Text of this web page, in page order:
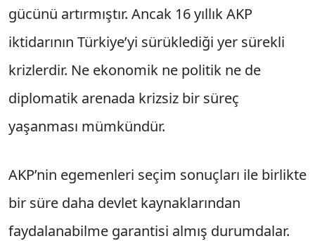
gücünü artırmıştır. Ancak 16 yıllık AKP
iktidarının Türkiye’yi sürüklediği yer sürekli
krizlerdir. Ne ekonomik ne politik ne de
diplomatik arenada krizsiz bir süreç
yaşanması mümkündür.
AKP’nin egemenleri seçim sonuçları ile birlikte
bir süre daha devlet kaynaklarından
faydalanabilme garantisi almış durumdalar.